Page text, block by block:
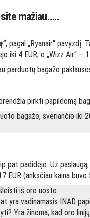
mažiau…..
, pagal „Ryanair“
iki 4 EUR, o „Wizz Air“ –
parduotų bagažo
pirkti papildomą
bagažo, sveriančio iki
pat padidėjo. Už
EUR (anksčiau kaina
iš oro uosto
yra vadinamasis INAD
Yra žinoma, kad oro